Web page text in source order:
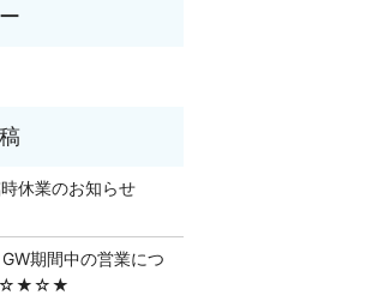
業のお知らせ
間中の営業につ
☆★☆★